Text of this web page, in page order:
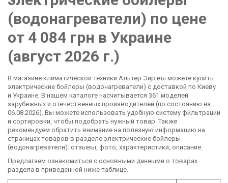
(водонагреватели) по цене
от 4 084 грн в Украине
(август 2026 г.)
В магазине климатической техники Альтер Эйр вы можете купить
электрические бойлеры (водонагреватели) с доставкой по Киеву
и Украине. В нашем каталоге насчитывается 361 моделей
зарубежных и отечественных производителей (по состоянию на
06.08.2026). Вы можете использовать удобную систему фильтрации
и сортировки, чтобы подобрать нужный товар. Также
рекомендуем обратить внимание на полезную информацию на
страницах товаров в разделе электрические бойлеры
(водонагреватели): отзывы, фото, характеристики, описание.
Предлагаем ознакомиться с основными данными о товарах
раздела в приведенной ниже таблице.